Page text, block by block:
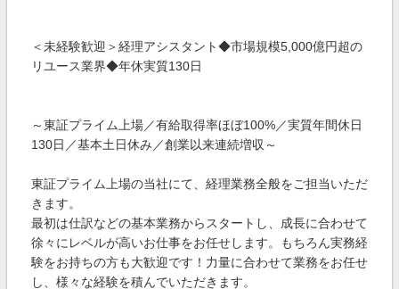
＜未経験歓迎＞経理アシスタント◆市場規模5,000億円超の
リユース業界◆年休実質130日
～東証プライム上場／有給取得率ほぼ100%／実質年間休日
130日／基本土日休み／創業以来連続増収～
東証プライム上場の当社にて、経理業務全般をご担当いただ
きます。
最初は仕訳などの基本業務からスタートし、成長に合わせて
徐々にレベルが高いお仕事をお任せします。もちろん実務経
験をお持ちの方も大歓迎です！力量に合わせて業務をお任せ
し、様々な経験を積んでいただきます。